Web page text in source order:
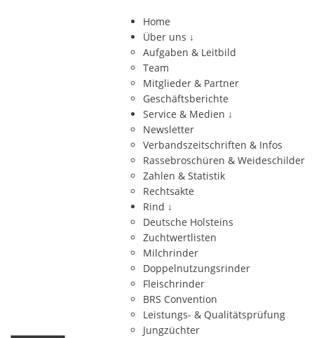
Home
Über uns ↓
Aufgaben & Leitbild
Team
Mitglieder & Partner
Geschäftsberichte
Service & Medien ↓
Newsletter
Verbandszeitschriften & Infos
Rassebroschüren & Weideschilder
Zahlen & Statistik
Rechtsakte
Rind ↓
Deutsche Holsteins
Zuchtwertlisten
Milchrinder
Doppelnutzungsrinder
Fleischrinder
BRS Convention
Leistungs- & Qualitätsprüfung
Jungzüchter